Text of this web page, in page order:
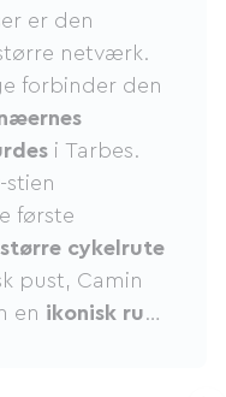
er den
netværk.
forbinder den
i Tarbes.
første
cykelrute
pust, Camin
en ikonisk rute